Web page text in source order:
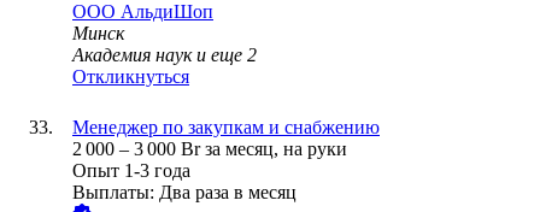
ООО АльдиШоп
Минск
Академия наук и еще 2
Откликнуться
Менеджер по закупкам и снабжению
2 000 – 3 000 Br за месяц, на руки
Опыт 1-3 года
Выплаты: Два раза в месяц